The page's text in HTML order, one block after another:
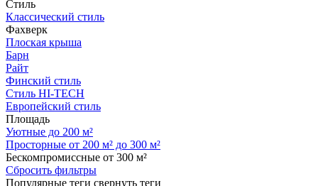
Стиль
Классический стиль
Фахверк
Плоская крыша
Барн
Райт
Финский стиль
Стиль HI-TECH
Европейский стиль
Площадь
Уютные до 200 м²
Просторные от 200 м² до 300 м²
Бескомпромиссные от 300 м²
Сбросить фильтры
Популярные теги свернуть теги